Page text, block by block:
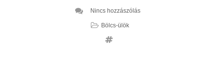
Nincs hozzászólás
Bölcs-ülök